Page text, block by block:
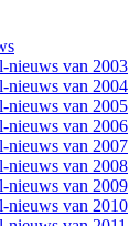
nieuws van 2003
nieuws van 2004
nieuws van 2005
nieuws van 2006
nieuws van 2007
nieuws van 2008
nieuws van 2009
nieuws van 2010